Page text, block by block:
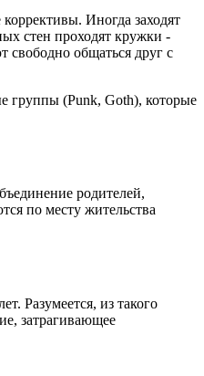
Иногда заходят
стен проходят кружки -
свободно общаться друг с
группы (Punk, Goth), которые
родителей,
по месту жительства
Разумеется, из такого
затрагивающее